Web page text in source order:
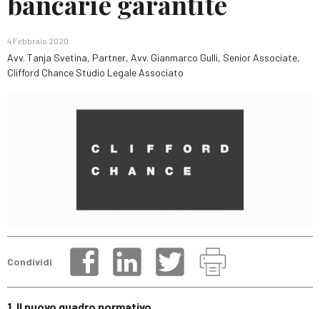
4 Febbraio 2020
Avv. Tanja Svetina, Partner, Avv. Gianmarco Gulli, Senior Associate,
Clifford Chance Studio Legale Associato
Condividi
1. Il nuovo quadro normativo